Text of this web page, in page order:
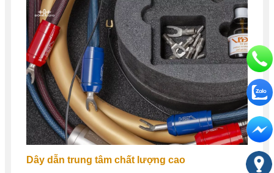
Dây dẫn trung tâm chất lượng cao